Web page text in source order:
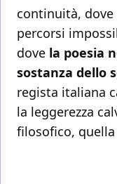
continuità,
percorsi
dove la poesia
sostanza dello
regista italiana
la leggerezza
filosofico,